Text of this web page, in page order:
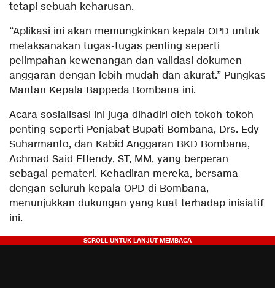
tetapi sebuah keharusan.
“Aplikasi ini akan memungkinkan kepala OPD untuk
melaksanakan tugas-tugas penting seperti
pelimpahan kewenangan dan validasi dokumen
anggaran dengan lebih mudah dan akurat.” Pungkas
Mantan Kepala Bappeda Bombana ini.
Acara sosialisasi ini juga dihadiri oleh tokoh-tokoh
penting seperti Penjabat Bupati Bombana, Drs. Edy
Suharmanto, dan Kabid Anggaran BKD Bombana,
Achmad Said Effendy, ST, MM, yang berperan
sebagai pemateri. Kehadiran mereka, bersama
dengan seluruh kepala OPD di Bombana,
menunjukkan dukungan yang kuat terhadap inisiatif
ini.